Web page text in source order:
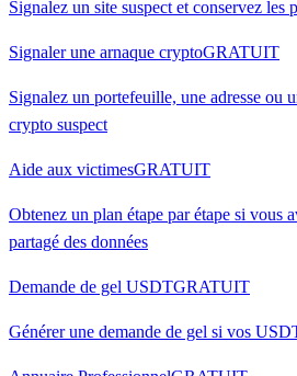
Signalez un site suspect et conservez les
Signaler une arnaque cryptoGRATUIT
Signalez un portefeuille, une adresse ou
crypto suspect
Aide aux victimesGRATUIT
Obtenez un plan étape par étape si vous
partagé des données
Demande de gel USDTGRATUIT
Générer une demande de gel si vos